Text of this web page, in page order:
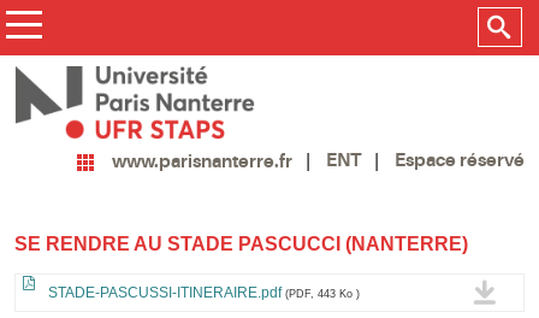
www.parisnanterre.fr ENT Espace réservé
SE RENDRE AU STADE PASCUCCI (NANTERRE)
STADE-PASCUSSI-ITINERAIRE.pdf (PDF, 443 Ko )